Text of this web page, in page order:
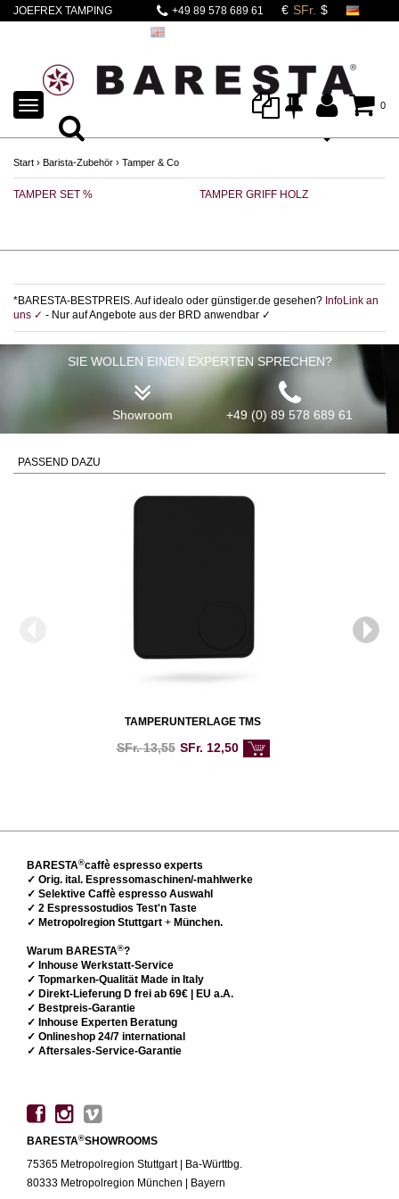
JOEFREX TAMPING
+49 89 578 689 61
0
TOGGLE
NAVIGATION
Start › Barista-Zubehör › Tamper & Co
TAMPER SET % TAMPER GRIFF HOLZ
*BARESTA-BESTPREIS. Auf idealo oder günstiger.de gesehen? InfoLink an
uns ✓ - Nur auf Angebote aus der BRD anwendbar ✓
SIE WOLLEN EINEN EXPERTEN SPRECHEN?
Showroom +49 (0) 89 578 689 61
PASSEND DAZU
TAMPERUNTERLAGE TMS
SFr.13,55 SFr. 12,50
BARESTA®caffè espresso experts
✓ Orig. ital. Espressomaschinen/-mahlwerke
✓ Selektive Caffè espresso Auswahl
✓ 2 Espressostudios Test'n Taste
✓ Metropolregion Stuttgart + München.
Warum BARESTA®?
✓ Inhouse Werkstatt-Service
✓ Topmarken-Qualität Made in Italy
✓ Direkt-Lieferung D frei ab 69€ | EU a.A.
✓ Bestpreis-Garantie
✓ Inhouse Experten Beratung
✓ Onlineshop 24/7 international
✓ Aftersales-Service-Garantie
BARESTA®SHOWROOMS
75365 Metropolregion Stuttgart | Ba-Württbg.
80333 Metropolregion München | Bayern